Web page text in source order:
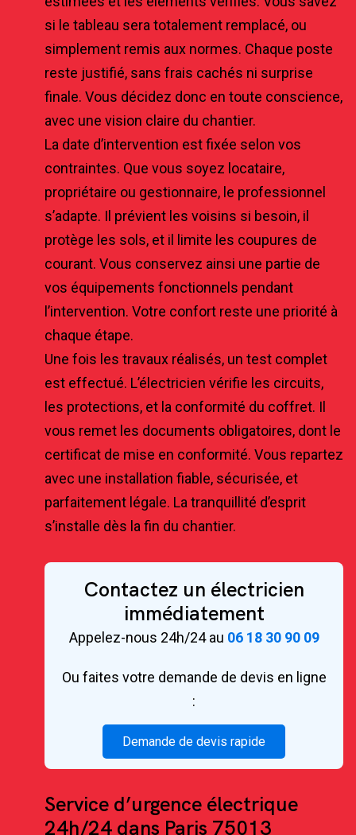
si le tableau sera totalement remplacé, ou
simplement remis aux normes. Chaque poste
reste justifié, sans frais cachés ni surprise
finale. Vous décidez donc en toute conscience,
avec une vision claire du chantier.
La date d’intervention est fixée selon vos
contraintes. Que vous soyez locataire,
propriétaire ou gestionnaire, le professionnel
s’adapte. Il prévient les voisins si besoin, il
protège les sols, et il limite les coupures de
courant. Vous conservez ainsi une partie de
vos équipements fonctionnels pendant
l’intervention. Votre confort reste une priorité à
chaque étape.
Une fois les travaux réalisés, un test complet
est effectué. L’électricien vérifie les circuits,
les protections, et la conformité du coffret. Il
vous remet les documents obligatoires, dont le
certificat de mise en conformité. Vous repartez
avec une installation fiable, sécurisée, et
parfaitement légale. La tranquillité d’esprit
s’installe dès la fin du chantier.
Contactez un électricien
immédiatement
Appelez-nous 24h/24 au 06 18 30 90 09
Ou faites votre demande de devis en ligne
:
Demande de devis rapide
Service d’urgence électrique
24h/24 dans Paris 75013